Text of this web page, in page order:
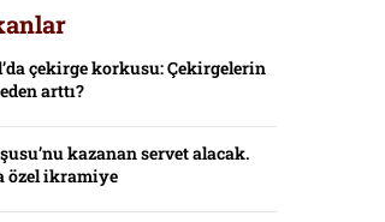
çekirge korkusu: Çekirgelerin
arttı?
kazanan servet alacak.
özel ikramiye